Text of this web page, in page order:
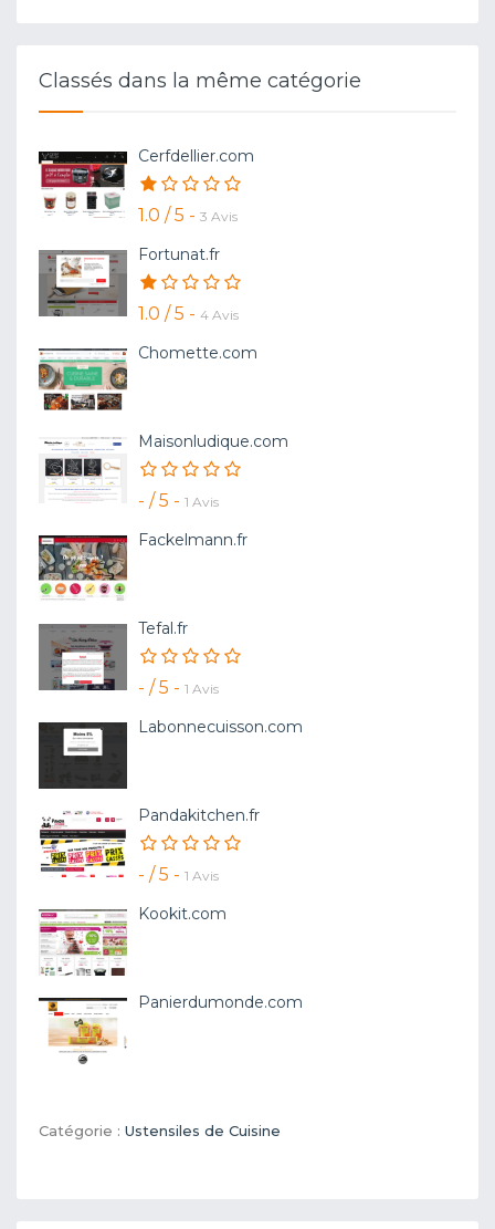
Classés dans la même catégorie
Cerfdellier.com
1.0 / 5 - 3 Avis
Fortunat.fr
1.0 / 5 - 4 Avis
Chomette.com
Maisonludique.com
- / 5 - 1 Avis
Fackelmann.fr
Tefal.fr
- / 5 - 1 Avis
Labonnecuisson.com
Pandakitchen.fr
- / 5 - 1 Avis
Kookit.com
Panierdumonde.com
Catégorie : Ustensiles de Cuisine